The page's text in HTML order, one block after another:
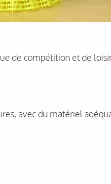
de compétition et de
avec du matériel